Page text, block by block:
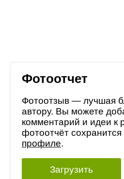
Фотоотчет
Фотоотзыв — лучшая
автору. Вы можете
комментарий и идеи к
фотоотчёт сохранится
профиле.
Загрузить